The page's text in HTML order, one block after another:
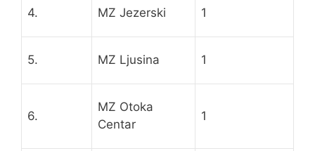
4. MZ Jezerski 1
5. MZ Ljusina 1
6.
MZ Otoka
Centar
1